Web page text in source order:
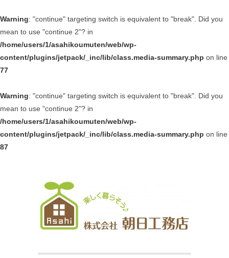
Warning: "continue" targeting switch is equivalent to "break". Did you
mean to use "continue 2"? in
/home/users/1/asahikoumuten/web/wp-
content/plugins/jetpack/_inc/lib/class.media-summary.php on line
77
Warning: "continue" targeting switch is equivalent to "break". Did you
mean to use "continue 2"? in
/home/users/1/asahikoumuten/web/wp-
content/plugins/jetpack/_inc/lib/class.media-summary.php on line
87